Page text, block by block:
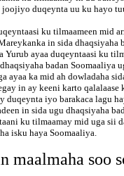
joojiyo duqeynta uu ku hayo
ku tilmaameen mid
in sida
ayaa duqeyntaasi ku
badan Soomaaliya
ayaa ka mid ah dowladaha
in ay keeni karto qalalaase
duqeynta iyo barakaca lagu
in sida ugu dhaqsiyaha
ku tilmaamay mid uga sii
isku haya Soomaaliya.
maalmaha soo